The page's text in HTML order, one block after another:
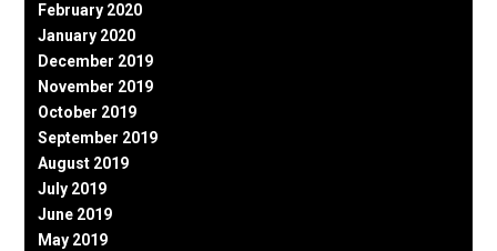
February 2020
January 2020
December 2019
November 2019
October 2019
September 2019
August 2019
July 2019
June 2019
May 2019